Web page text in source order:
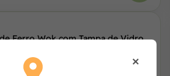
Ferro Wok com Tampa de Vidro
×